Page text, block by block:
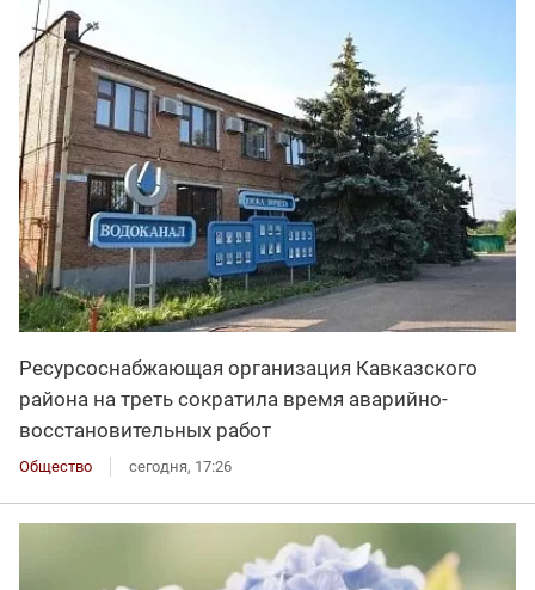
Ресурсоснабжающая организация Кавказского
района на треть сократила время аварийно-
восстановительных работ
Общество сегодня, 17:26